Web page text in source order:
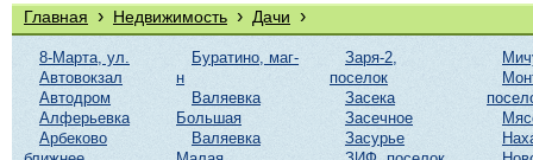
Главная › Недвижимость › Дачи ›
8-Марта, ул.
Автовокзал
Автодром
Алферьевка
Арбеково
Буратино, маг-
н
Валяевка
Большая
Валяевка
Заря-2,
поселок
Засека
Засечное
Засурье